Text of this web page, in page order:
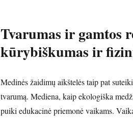
Tvarumas ir gamtos
kūrybiškumas ir
Medinės žaidimų aikštelės taip pat
tvarumą. Mediena, kaip ekologiška
puiki edukacinė priemonė vaikams.